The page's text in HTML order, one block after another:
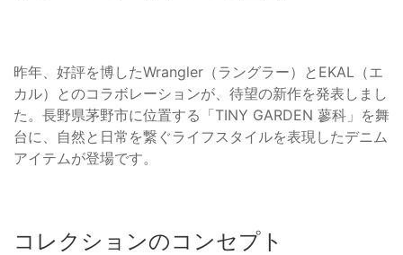
昨年、好評を博したWrangler（ラングラー）とEKAL（エ
カル）とのコラボレーションが、待望の新作を発表しまし
た。長野県茅野市に位置する「TINY GARDEN 蓼科」を舞
台に、自然と日常を繋ぐライフスタイルを表現したデニム
アイテムが登場です。
コレクションのコンセプト